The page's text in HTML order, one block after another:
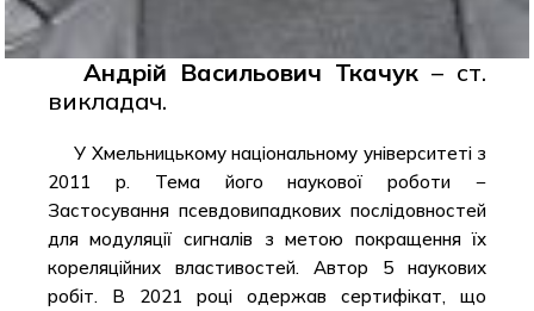
Андрій Васильович Ткачук – ст.
викладач.
У Хмельницькому національному університеті з
2011 р. Тема його наукової роботи −
Застосування псевдовипадкових послідовностей
для модуляції сигналів з метою покращення їх
кореляційних властивостей. Автор 5 наукових
робіт. В 2021 році одержав сертифікат, що